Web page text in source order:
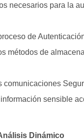
necesarios para la
de
métodos de
comunicaciones
sensible
Dinámico